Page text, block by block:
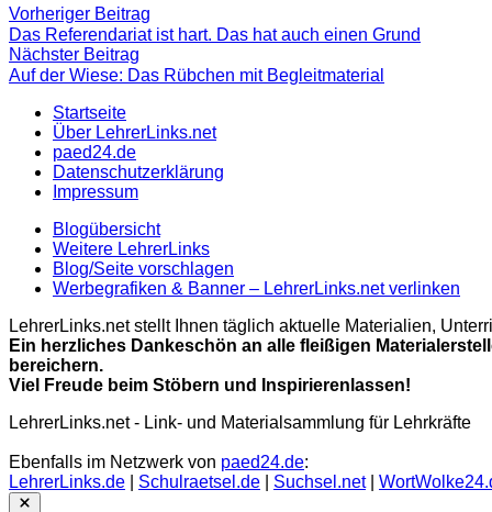
Beitragsnavigation
Vorheriger Beitrag
Beitrag:
Das Referendariat ist hart. Das hat auch einen Grund
Nächster Beitrag
Beitrag
Auf der Wiese: Das Rübchen mit Begleitmaterial
Startseite
Über LehrerLinks.net
paed24.de
Datenschutzerklärung
Impressum
Blogübersicht
Weitere LehrerLinks
Blog/Seite vorschlagen
Werbegrafiken & Banner – LehrerLinks.net verlinken
LehrerLinks.net stellt Ihnen täglich aktuelle Materialien,
Ein herzliches Dankeschön an alle fleißigen
bereichern.
Viel Freude beim Stöbern und Inspirierenlassen!
LehrerLinks.net - Link- und Materialsammlung für Lehrkräfte
Ebenfalls im Netzwerk von paed24.de:
LehrerLinks.de
Schulraetsel.de Suchsel.net|
Close